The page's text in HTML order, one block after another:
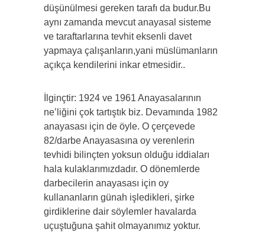
düşünülmesi gereken tarafı da budur.Bu
aynı zamanda mevcut anayasal sisteme
ve taraftarlarına tevhit eksenli davet
yapmaya çalışanların,yani müslümanların
açıkça kendilerini inkar etmesidir..
İlginçtir: 1924 ve 1961 Anayasalarının
ne’liğini çok tartıştık biz. Devamında 1982
anayasası için de öyle. O çerçevede
82/darbe Anayasasına oy verenlerin
tevhidi bilinçten yoksun olduğu iddiaları
hala kulaklarımızdadır. O dönemlerde
darbecilerin anayasası için oy
kullananların günah işledikleri, şirke
girdiklerine dair söylemler havalarda
uçuştuğuna şahit olmayanımız yoktur.